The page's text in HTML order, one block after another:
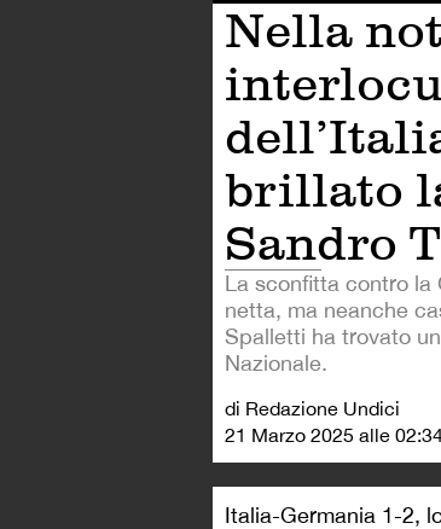
Nella
brillato
Sandro
La sconfitta contro la
netta, ma neanche
Spalletti ha trovato
Nazionale.
di Redazione Undici
21 Marzo 2025 alle
Italia-Germania 1-2,